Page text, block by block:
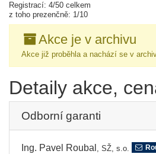
Registrací: 4/50 celkem
z toho prezenčně: 1/10
Akce je v archivu
Akce již proběhla a nachází se v
Detaily akce,
Odborní garanti
Ing. Pavel Roubal , SŽ, s.o.